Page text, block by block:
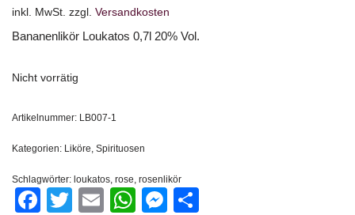
inkl. MwSt. zzgl. Versandkosten
Bananenlikör Loukatos 0,7l 20% Vol.
Nicht vorrätig
Artikelnummer: LB007-1
Kategorien: Liköre, Spirituosen
Schlagwörter: loukatos, rose, rosenlikör
Facebook
Twitter
EmailWhatsApp
Messenger